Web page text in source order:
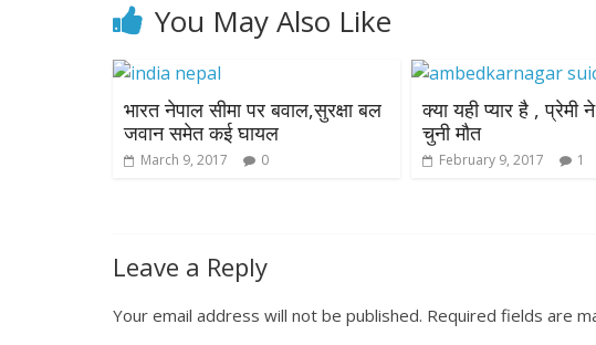
You May Also Like
भारत नेपाल सीमा पर बवाल,सुरक्षा बल
जवान समेत कई घायल
March 9, 2017 0
क्या यही प्यार है , प्रेमी
चुनी मौत
February 9, 2017 1
Leave a Reply
Your email address will not be published. Required fields are